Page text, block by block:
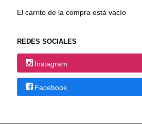
El carrito de la compra está vacío
REDES SOCIALES
Instagram
Facebook